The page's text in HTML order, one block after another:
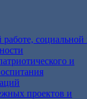
социальной
и
проектов и